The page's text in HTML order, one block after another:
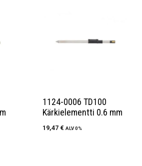
1124-0006 TD100
Kärkielementti 0.6 mm
19,47 € ALV 0%